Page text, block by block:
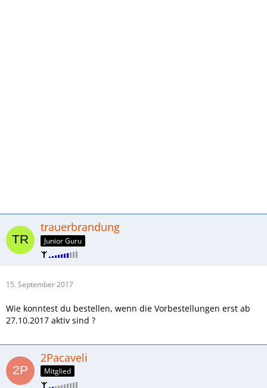
trauerbrandung
Junior Guru
15. September 2017
Wie konntest du bestellen, wenn die Vorbestellungen erst ab
27.10.2017 aktiv sind ?
2Pacaveli
Mitglied